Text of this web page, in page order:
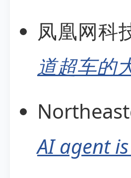
凤凰网科
道超车的
AI agent